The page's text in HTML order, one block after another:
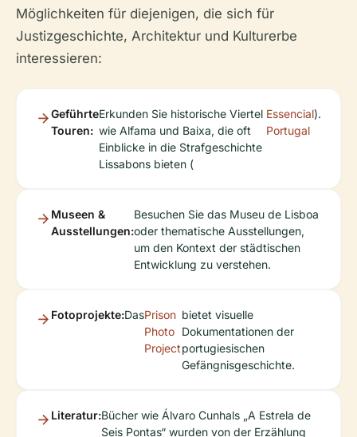
Möglichkeiten für diejenigen, die sich für
Justizgeschichte, Architektur und Kulturerbe
interessieren:
Geführte
Touren:
Erkunden Sie historische Viertel
wie Alfama und Baixa, die oft
Einblicke in die Strafgeschichte
Lissabons bieten (
Essencial
Portugal
).
Museen &
Ausstellungen:
Besuchen Sie das Museu de Lisboa
oder thematische Ausstellungen,
um den Kontext der städtischen
Entwicklung zu verstehen.
Fotoprojekte:DasPrison
Photo
Project
bietet visuelle
Dokumentationen der
portugiesischen
Gefängnisgeschichte.
Literatur:Bücher wie Álvaro Cunhals „A Estrela de
Seis Pontas“ wurden von der Erzählung